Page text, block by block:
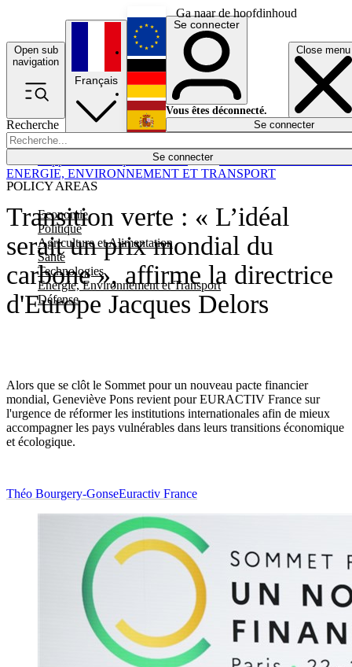
Ga naar de hoofdinhoud
Open sub
navigation
Close menu
Recherche
Se connecter
POLICY AREAS
Economie
Politique
Agriculture et Alimentation
Santé
Technologies
Energie, Environnement et Transport
Défense
Économie
Français
English
Deutsch
Español
Se connecter
Vous êtes déconnecté.
Se connecter
Transition verte : « L’idéal
serait un prix mondial du
carbone », affirme la directrice
d'Europe Jacques Delors
Alors que se clôt le Sommet pour un nouveau pacte financier
mondial, Geneviève Pons revient pour EURACTIV France sur
l'urgence de réformer les institutions internationales afin de mieux
accompagner les pays vulnérables dans leurs transitions économique
et écologique.
ENERGIE, ENVIRONNEMENT ET TRANSPORT
Théo Bourgery-GonseEuractiv France